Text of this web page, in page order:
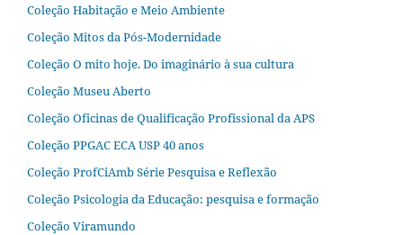
Coleção Habitação e Meio Ambiente
Coleção Mitos da Pós-Modernidade
Coleção O mito hoje. Do imaginário à sua cultura
Coleção Museu Aberto
Coleção Oficinas de Qualificação Profissional da APS
Coleção PPGAC ECA USP 40 anos
Coleção ProfCiAmb Série Pesquisa e Reflexão
Coleção Psicologia da Educação: pesquisa e formação
Coleção Viramundo